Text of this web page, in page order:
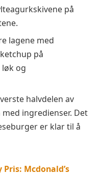
på
lagene med
på
og
halvdelen av
ingredienser. Det
er klar til å
Pris: Mcdonald’s